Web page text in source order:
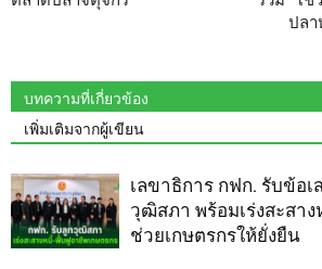
ปลา
บทความที่เกี่ยวข้อง
เพิ่มเติมจากผู้เขียน
เลขาธิการ กฟก. รับข้อเ
วุฒิสภา พร้อมเร่งสะสา
ช่วยเกษตรกรให้ยั่งยืน